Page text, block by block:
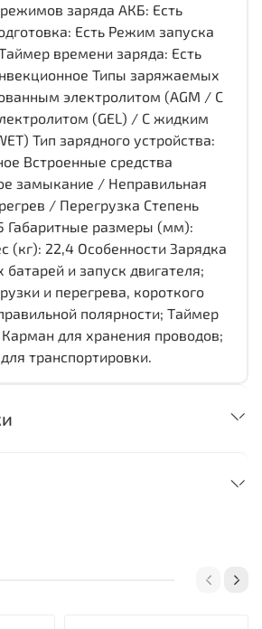
заряда АКБ: Есть
Есть Режим запуска
времени заряда: Есть
Типы заряжаемых
электролитом (AGM / С
(GEL) / С жидким
Тип зарядного устройства:
Встроенные средства
замыкание / Неправильная
/ Перегрузка Степень
Габаритные размеры (мм):
(кг): 22,4 Особенности Зарядка
и запуск двигателя;
и перегрева, короткого
полярности; Таймер
для хранения проводов;
транспортировки.